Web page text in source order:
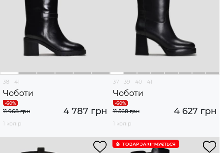
38 41
Чоботи
4 787 грн
11 968 грн
1 колір
37 39 40 41
Чоботи
4 627 грн
11 568 грн
1 колір
ТОВАР ЗАКІНЧУЄTЬСЯ